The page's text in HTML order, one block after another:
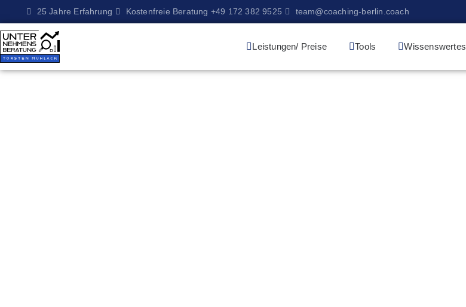
25 Jahre Erfahrung Kostenfreie Beratung +49 172 382 9525 team@coaching-berlin.coach
Leistungen/ Preise Tools Wissenswertes